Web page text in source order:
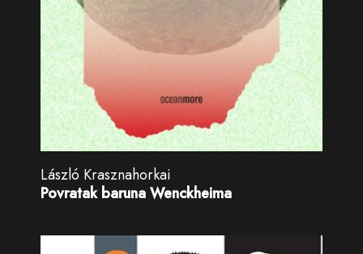
László Krasznahorkai
Povratak baruna Wenckheima